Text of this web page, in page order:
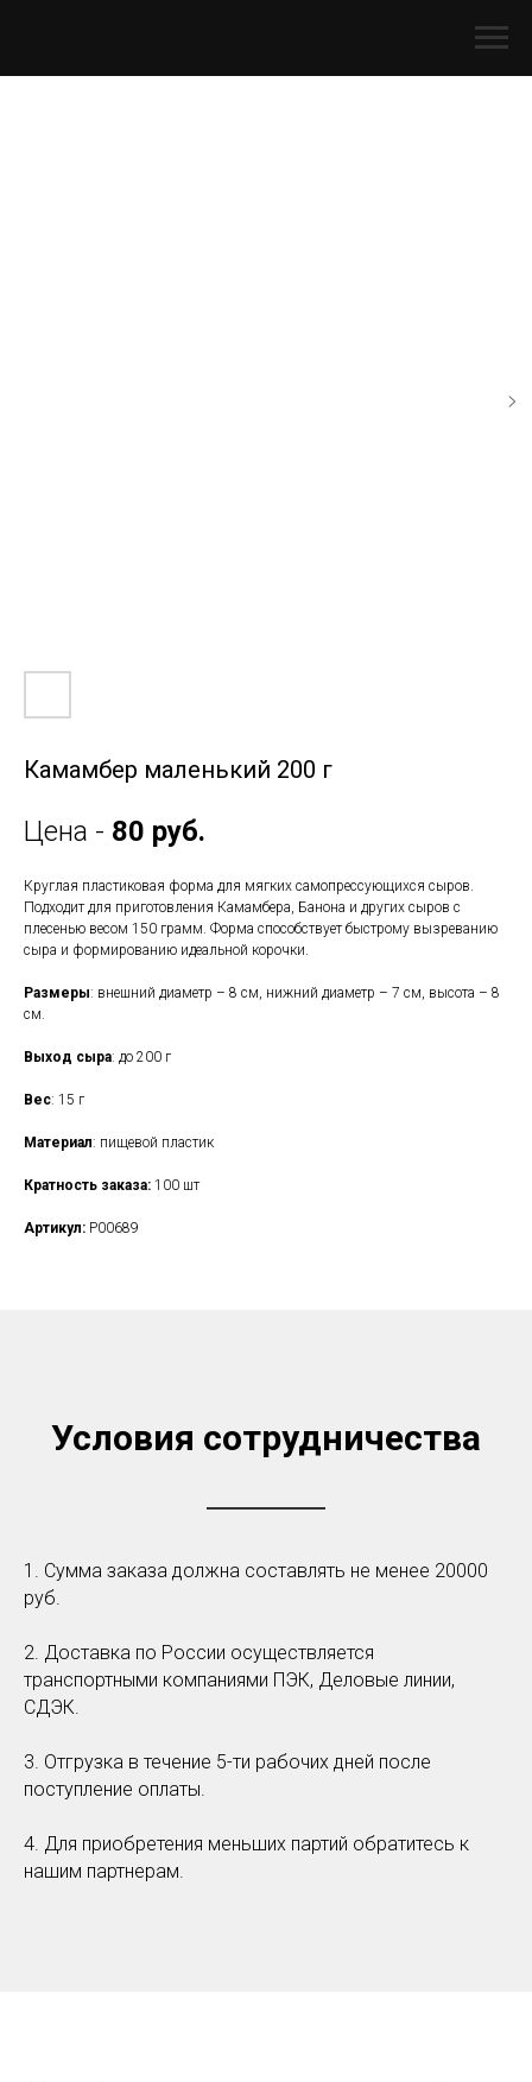
Камамбер маленький 200 г
Цена - 80 руб.
Круглая пластиковая форма для мягких самопрессующихся сыров.
Подходит для приготовления Камамбера, Банона и других сыров с
плесенью весом 150 грамм. Форма способствует быстрому вызреванию
сыра и формированию идеальной корочки.
Размеры: внешний диаметр – 8 см, нижний диаметр – 7 см, высота – 8
см.
Выход сыра: до 200 г
Вес: 15 г
Материал: пищевой пластик
Кратность заказа: 100 шт
Артикул: P00689
Условия сотрудничества
1. Сумма заказа должна составлять не менее 20000
руб.
2. Доставка по России осуществляется
транспортными компаниями ПЭК, Деловые линии,
СДЭК.
3. Отгрузка в течение 5-ти рабочих дней после
поступление оплаты.
4. Для приобретения меньших партий обратитесь к
нашим партнерам.